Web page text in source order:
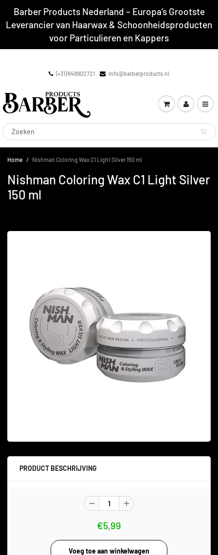
Barber Products Nederland – Europa’s Grootste
Leverancier van Haarwax & Schoonheidsproducten
voor Particulieren en Kappers
(+31) 649902721 info@barberproducts.nl
Home Nishman Coloring Wax C1 Light Silver 150 ml
Nishman Coloring Wax C1 Light Silver
150 ml
PRODUCT BESCHRIJVING
€5,99